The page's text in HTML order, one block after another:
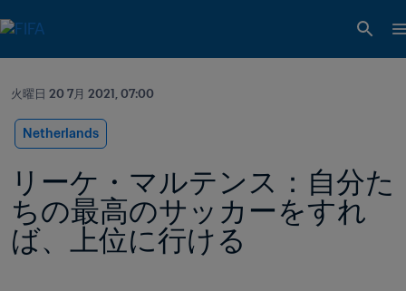
火曜日 20 7月 2021, 07:00
Netherlands
リーケ・マルテンス：自分た
ちの最高のサッカーをすれ
ば、上位に行ける